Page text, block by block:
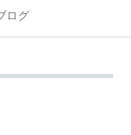
ログ